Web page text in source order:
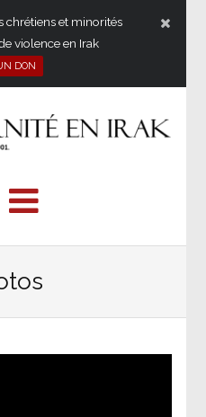
chrétiens et minorités
violence en Irak
DON